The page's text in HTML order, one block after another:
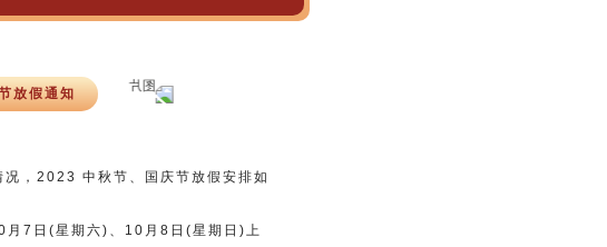
放假通知
，2023 中秋节、国庆节放假安排如
7日(星期六)、10月8日(星期日)上